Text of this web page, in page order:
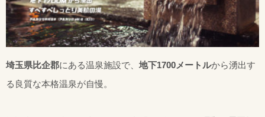
埼玉県比企郡にある温泉施設で、 地下1700メートルから湧出す
る良質な本格温泉が自慢。